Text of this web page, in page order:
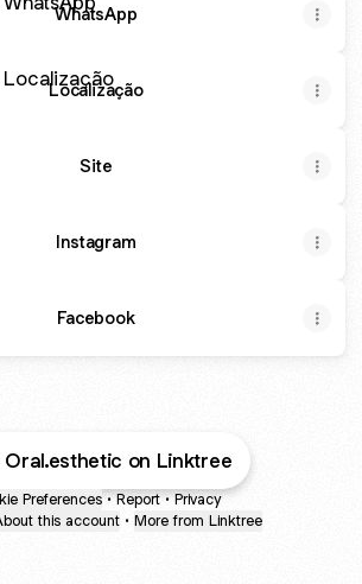
WhatsApp
Localização
Site
Instagram
Facebook
Oral.esthetic on Linktree
Preferences • Report • Privacy
this account • More from Linktree